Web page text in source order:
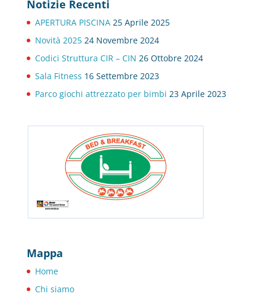
Notizie Recenti
APERTURA PISCINA 25 Aprile 2025
Novità 2025 24 Novembre 2024
Codici Struttura CIR – CIN 26 Ottobre 2024
Sala Fitness 16 Settembre 2023
Parco giochi attrezzato per bimbi 23 Aprile 2023
Mappa
Home
Chi siamo